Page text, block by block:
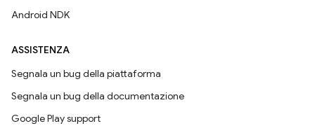
Android NDK
ASSISTENZA
Segnala un bug della piattaforma
Segnala un bug della documentazione
Google Play support